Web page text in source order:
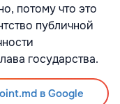
потому что это
публичной
государства.
в Google